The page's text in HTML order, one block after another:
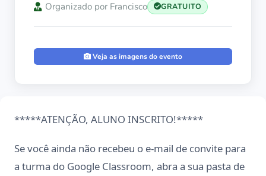
Organizado por Francisco
GRATUITO
Veja as imagens do evento
*****ATENÇÃO, ALUNO INSCRITO!*****
Se você ainda não recebeu o e-mail de convite para
a turma do Google Classroom, abra a sua pasta de